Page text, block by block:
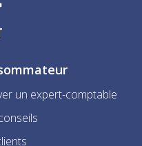
un expert-comptable